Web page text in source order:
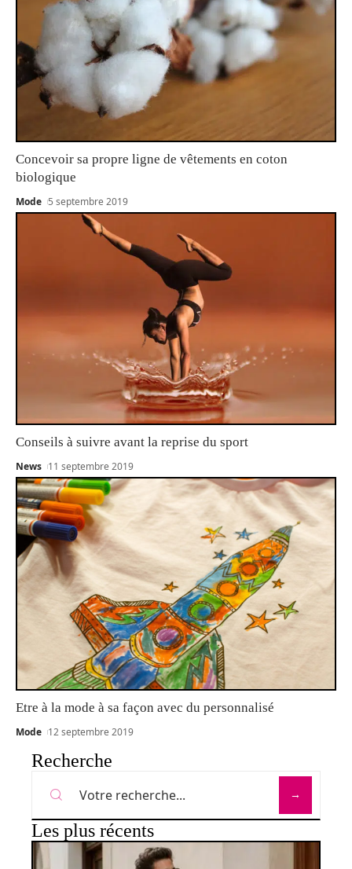
Concevoir sa propre ligne de vêtements en coton
biologique
Mode 5 septembre 2019
Conseils à suivre avant la reprise du sport
News 11 septembre 2019
Etre à la mode à sa façon avec du personnalisé
Mode 12 septembre 2019
Recherche
Les plus récents